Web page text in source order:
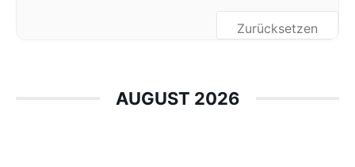
Zurücksetzen
AUGUST 2026